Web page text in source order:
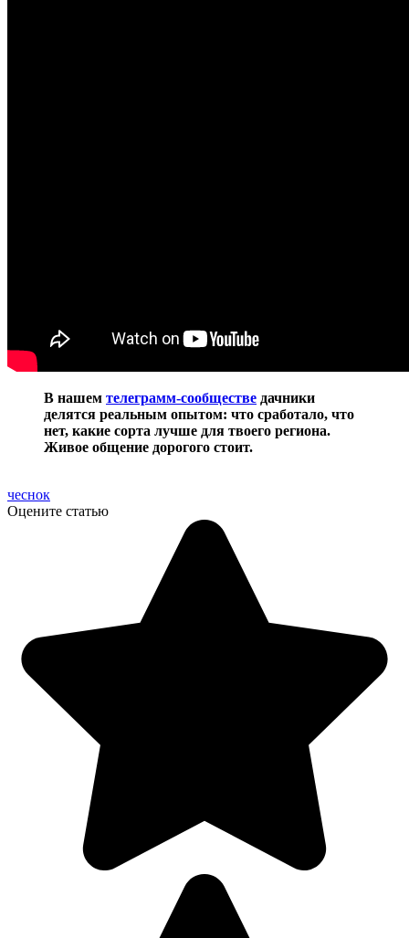
В нашем телеграмм-сообществе дачники
делятся реальным опытом: что сработало, что
нет, какие сорта лучше для твоего региона.
Живое общение дорогого стоит.
чеснок
Оцените статью